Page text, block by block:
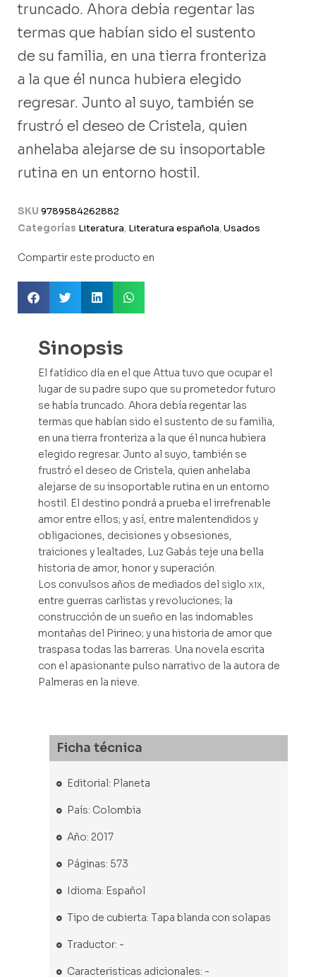
truncado. Ahora debía regentar las
termas que habían sido el sustento
de su familia, en una tierra fronteriza
a la que él nunca hubiera elegido
regresar. Junto al suyo, también se
frustró el deseo de Cristela, quien
anhelaba alejarse de su insoportable
rutina en un entorno hostil.
SKU 9789584262882
Categorías Literatura, Literatura española,Usados
Compartir este producto en
Sinopsis
El fatídico día en el que Attua tuvo que ocupar el
lugar de su padre supo que su prometedor futuro
se había truncado. Ahora debía regentar las
termas que habían sido el sustento de su familia,
en una tierra fronteriza a la que él nunca hubiera
elegido regresar. Junto al suyo, también se
frustró el deseo de Cristela, quien anhelaba
alejarse de su insoportable rutina en un entorno
hostil. El destino pondrá a prueba el irrefrenable
amor entre ellos; y así, entre malentendidos y
obligaciones, decisiones y obsesiones,
traiciones y lealtades, Luz Gabás teje una bella
historia de amor, honor y superación.
Los convulsos años de mediados del siglo xıx,
entre guerras carlistas y revoluciones; la
construcción de un sueño en las indomables
montañas del Pirineo; y una historia de amor que
traspasa todas las barreras. Una novela escrita
con el apasionante pulso narrativo de la autora de
Palmeras en la nieve.
Ficha técnica
Editorial: Planeta
País: Colombia
Año: 2017
Páginas: 573
Idioma: Español
Tipo de cubierta: Tapa blanda con solapas
Traductor: -
Caracteristicas adicionales: -